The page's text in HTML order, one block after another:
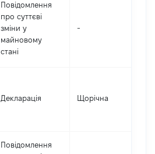
Повідомлення
про суттєві
зміни y
майновому
стані
-
Декларація Щорічна
Повідомлення